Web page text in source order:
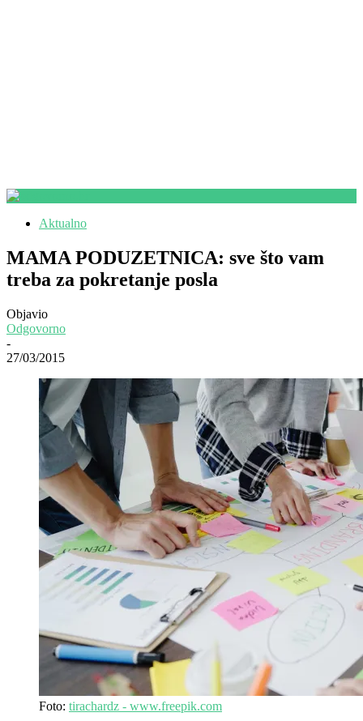
Aktualno
MAMA PODUZETNICA: sve što vam
treba za pokretanje posla
Objavio
Odgovorno
-
27/03/2015
Foto: tirachardz - www.freepik.com